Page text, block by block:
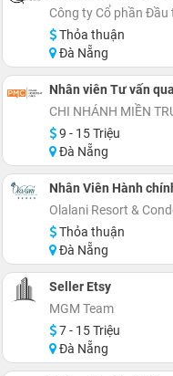
Công ty Cổ phần
Thỏa thuận
Đà Nẵng
Nhân viên Tư vấn
CHI NHÁNH MIỀN
9 - 15 Triệu
Đà Nẵng
Nhân Viên Hành
Olalani Resort &
Thỏa thuận
Đà Nẵng
Seller Etsy
MGM Team
7 - 15 Triệu
Đà Nẵng